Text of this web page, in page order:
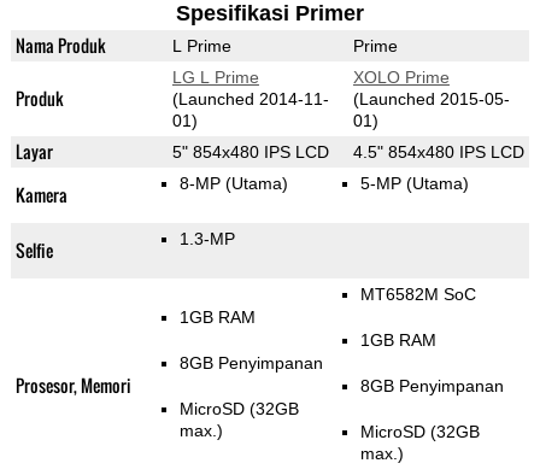
Spesifikasi Primer
Nama Produk L Prime Prime
Produk
LG L Prime
(Launched 2014-11-
01)
XOLO Prime
(Launched 2015-05-
01)
Layar 5" 854x480 IPS LCD 4.5" 854x480 IPS LCD
Kamera 8-MP (Utama) 5-MP (Utama)
Selfie 1.3-MP
Prosesor, Memori
1GB RAM
8GB Penyimpanan
MicroSD (32GB
max.)
MT6582M SoC
1GB RAM
8GB Penyimpanan
MicroSD (32GB
max.)